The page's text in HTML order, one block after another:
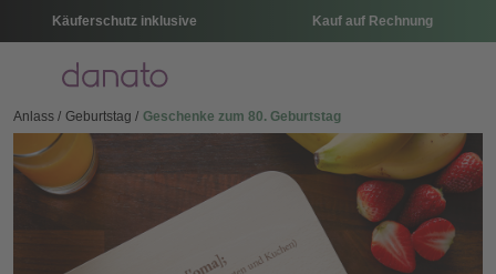
Käuferschutz inklusive Kauf auf Rechnung
Menü
Anlass Geburtstag Geschenke zum 80. Geburtstag